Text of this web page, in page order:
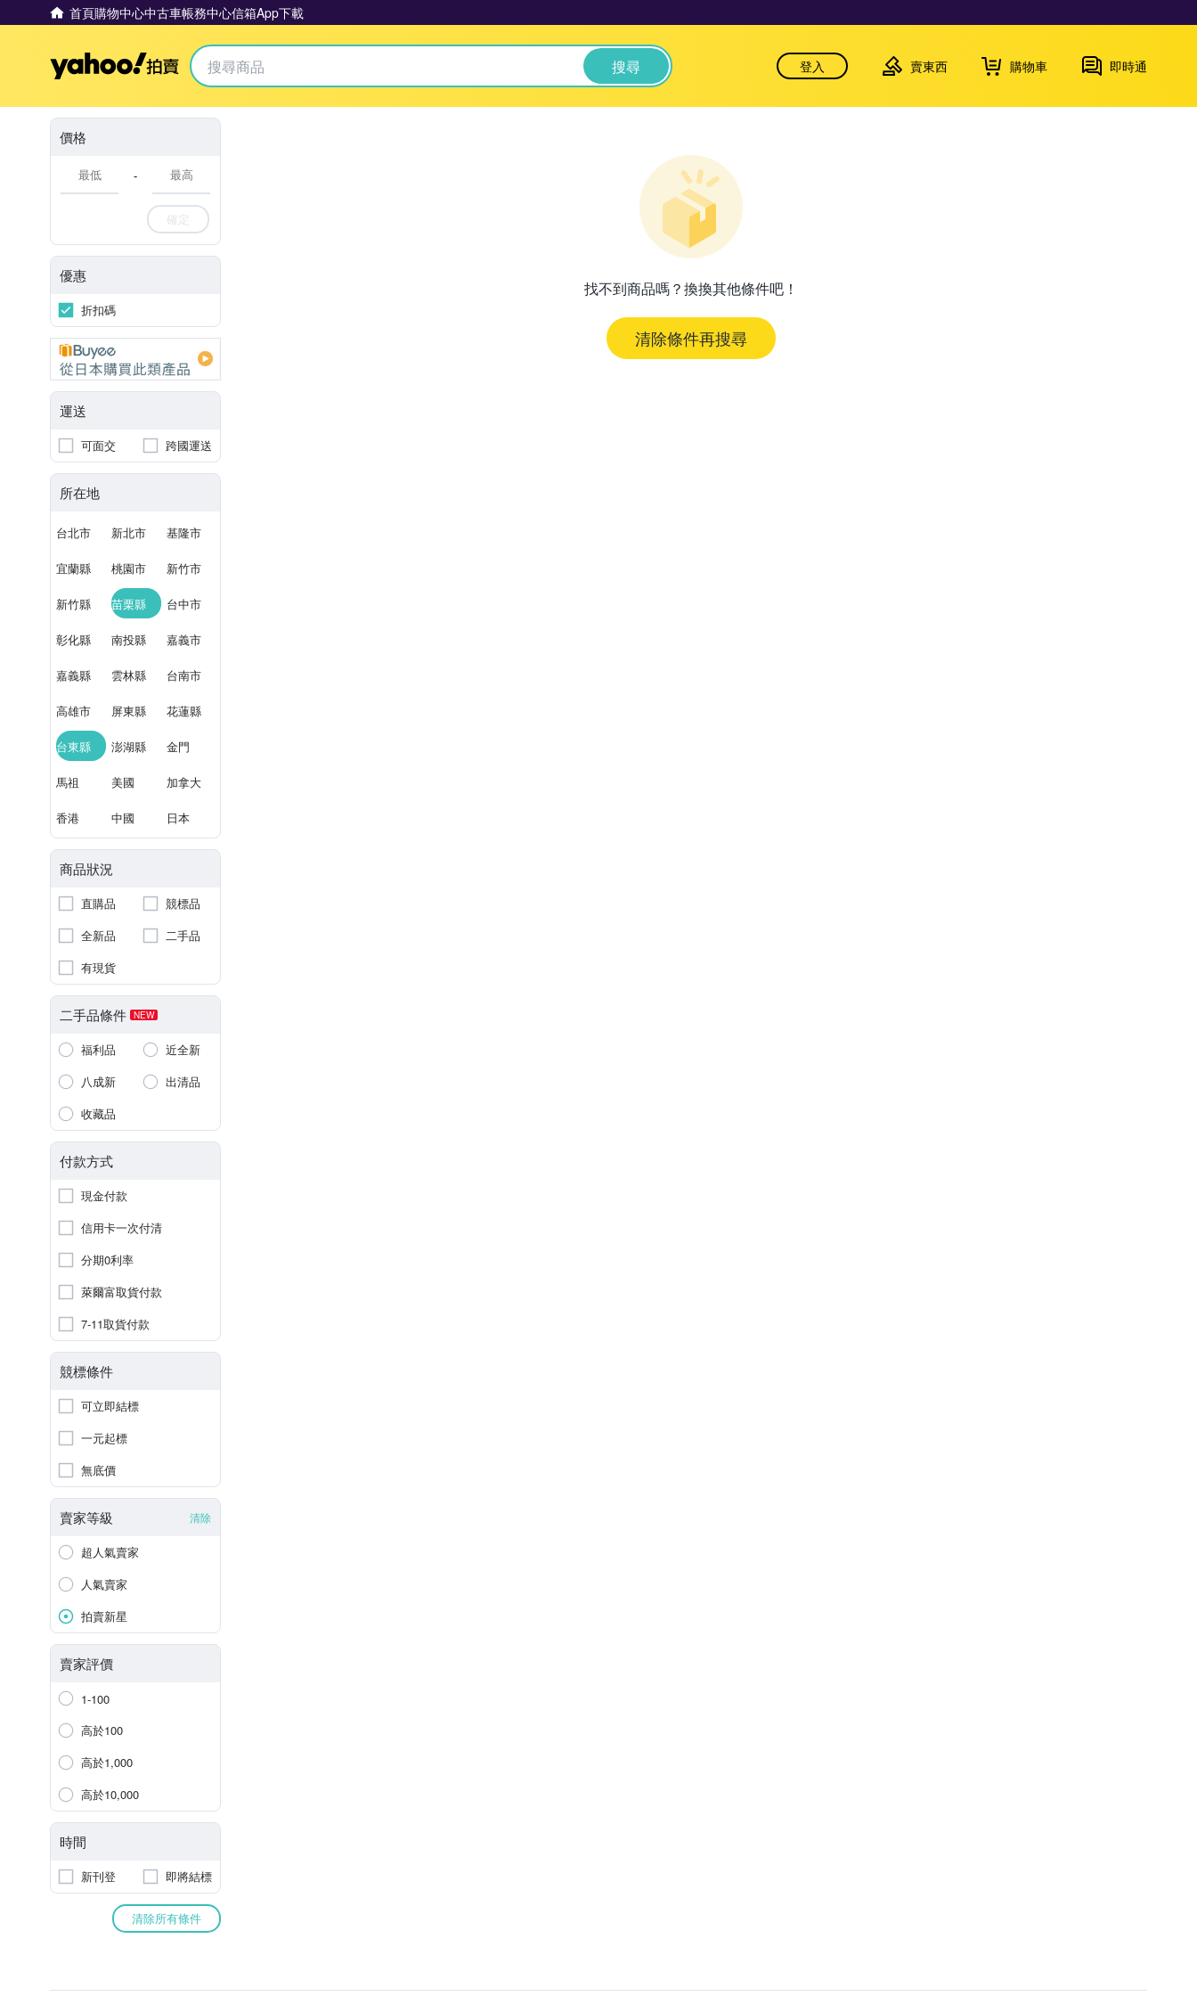
首頁購物中心中古車帳務中心信箱App下載
Yahoo拍賣 搜尋 登入 賣東西 購物車 即時通
價格
-
確定
優惠
折扣碼
運送
可面交 跨國運送
所在地
台北市 新北市 基隆市
宜蘭縣 桃園市 新竹市
新竹縣 苗栗縣 台中市
彰化縣 南投縣 嘉義市
嘉義縣 雲林縣 台南市
高雄市 屏東縣 花蓮縣
台東縣 澎湖縣 金門
馬祖 美國 加拿大
香港 中國 日本
商品狀況
直購品
競標品
全新品
二手品
有現貨
二手品條件 NEW
福利品
近全新
八成新
出清品
收藏品
付款方式
現金付款
信用卡一次付清
分期0利率
萊爾富取貨付款
7-11取貨付款
競標條件
可立即結標
一元起標
無底價
賣家等級 清除
超人氣賣家
人氣賣家
拍賣新星
賣家評價
1-100
高於100
高於1,000
高於10,000
時間
新刊登 即將結標
清除所有條件
找不到商品嗎？換換其他條件吧！
清除條件再搜尋